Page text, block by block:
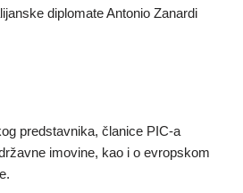
diplomate Antonio Zanardi
predstavnika, članice PIC-a
imovine, kao i o evropskom